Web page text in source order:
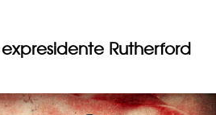
Rutherford